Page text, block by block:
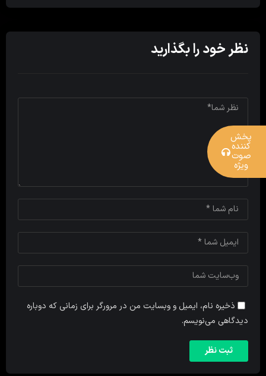
نظر خود را بگذارید
ذخیره نام، ایمیل و وبسایت من در مرورگر برای زمانی که دوباره
دیدگاهی می‌نویسم.
پخش
کننده
صوت
ویژه